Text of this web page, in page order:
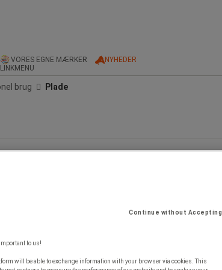
VORES EGNE MÆRKER NYHEDER
brug Plade
Continue without Accepting
to us!
will be able to exchange information with your browser via cookies. This